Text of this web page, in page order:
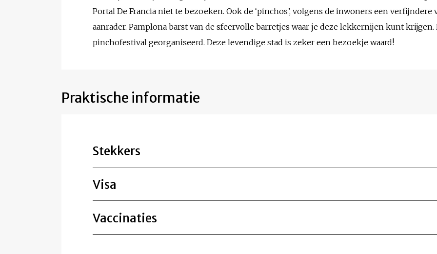
Portal De Francia niet te bezoeken. Ook de ‘pinchos’, volgens de inwoners een verfijndere
aanrader. Pamplona barst van de sfeervolle barretjes waar je deze lekkernijen kunt
pinchofestival georganiseerd. Deze levendige stad is zeker een bezoekje waard!
Praktische informatie
Stekkers
Visa
Vaccinaties